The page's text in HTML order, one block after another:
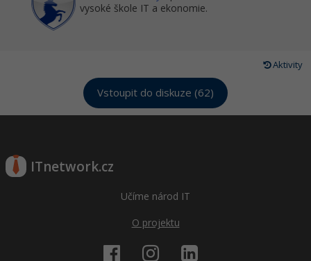
vysoké škole IT a ekonomie.
Aktivity
Vstoupit do diskuze (62)
ITnetwork.cz
Učíme národ IT
O projektu